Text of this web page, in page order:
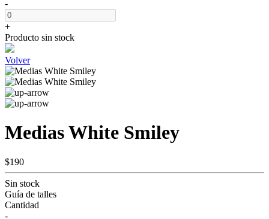
-
+
Producto sin stock
Volver
Medias White Smiley
$190
Sin stock
Guía de talles
Cantidad
-